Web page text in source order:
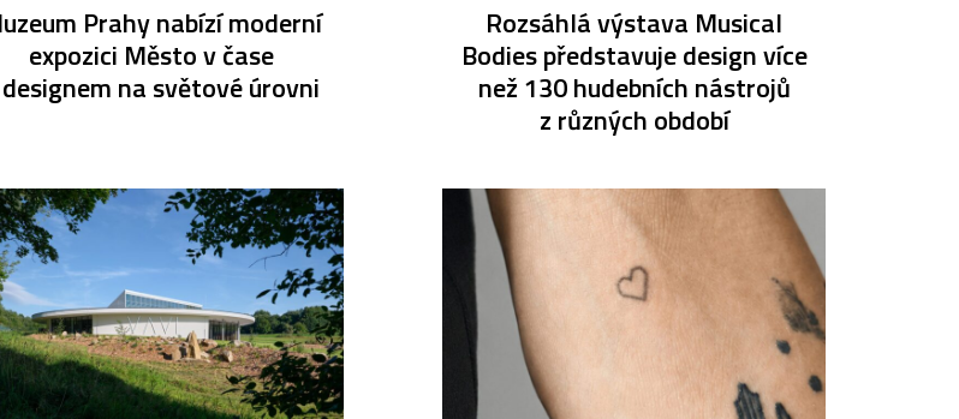
Prahy nabízí moderní
expozici Město v čase
na světové úrovni
Rozsáhlá výstava Musical
Bodies představuje design více
než 130 hudebních nástrojů
z různých období